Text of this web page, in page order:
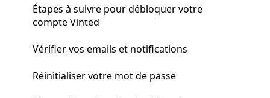
Étapes à suivre pour débloquer votre
compte Vinted
Vérifier vos emails et notifications
Réinitialiser votre mot de passe